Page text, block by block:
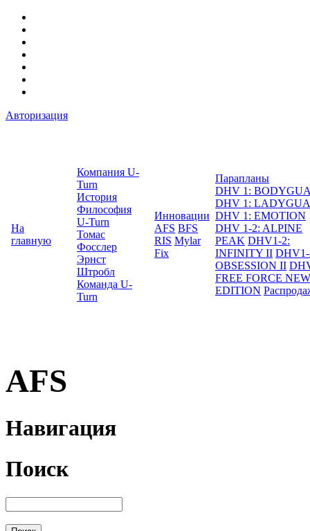
Авторизация
На
главную
Компания U-
Turn
История
Философия
U-Turn
Томас
Фосслер
Эрнст
Штробл
Команда U-
Turn
Инновации
AFS BFS
RIS Mylar
Fix
Парапланы
DHV 1:
DHV 1:
DHV 1: EMOTION
DHV 1-2: ALPINE
PEAK DHV1-2:
INFINITY II
OBSESSION II
FREE FORCE NEW
EDITION
AFS
Навигация
Поиск